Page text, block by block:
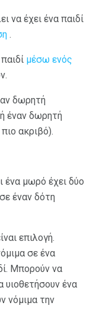
να έχει ένα παιδί
.
μέσω ενός
δωρητή
έναν δωρητή
ακριβό).
ένα μωρό έχει δύο
έναν δότη
επιλογή.
σε ένα
Μπορούν να
υιοθετήσουν ένα
νόμιμα την